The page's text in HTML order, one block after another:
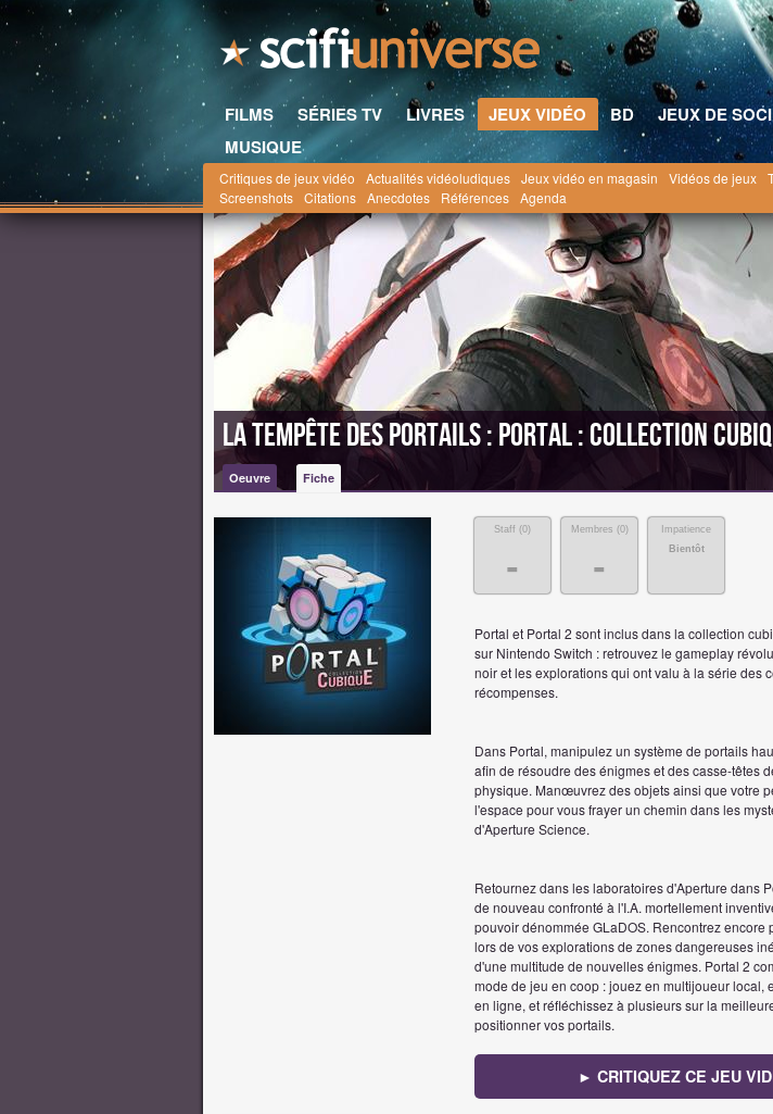
FILMS SÉRIES TV LIVRES JEUX VIDÉO BD
JEUX DE
MUSIQUE
Critiques de jeux vidéo Actualités vidéoludiques Jeux vidéo en magasin Vidéos de jeux
Screenshots Citations Anecdotes Références Agenda
Scifi-Universe.com la saga Half-Life Jeux Vidéo La Tempête des Portails Portal : Collection
La Tempête des Portails : Portal : Collection
Oeuvre Fiche
Staff (0)
-
Membres (0)
-
Impatience
Bientôt
Portal et Portal 2 sont inclus dans la collection
sur Nintendo Switch : retrouvez le gameplay
noir et les explorations qui ont valu à la série des
récompenses.
Dans Portal, manipulez un système de portails
afin de résoudre des énigmes et des casse-têtes
physique. Manœuvrez des objets ainsi que votre
l'espace pour vous frayer un chemin dans les
d'Aperture Science.
Retournez dans les laboratoires d'Aperture dans
de nouveau confronté à l'I.A. mortellement
pouvoir dénommée GLaDOS. Rencontrez encore
lors de vos explorations de zones dangereuses
d'une multitude de nouvelles énigmes. Portal 2
mode de jeu en coop : jouez en multijoueur local,
en ligne, et réfléchissez à plusieurs sur la
positionner vos portails.
► CRITIQUEZ CE JEU